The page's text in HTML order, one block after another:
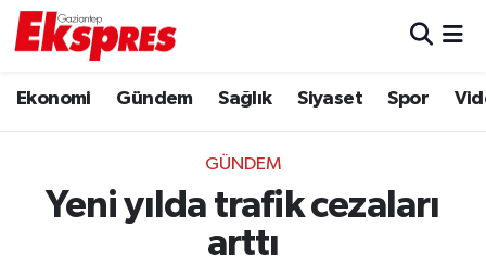
Ekonomi Gündem Sağlık Siyaset Spor
GÜNDEM
Yeni yılda trafik cezaları
arttı
Ekonomi
Gaziantep son dakika
Trafik Durumu
Puan Durumu ve Fikstür